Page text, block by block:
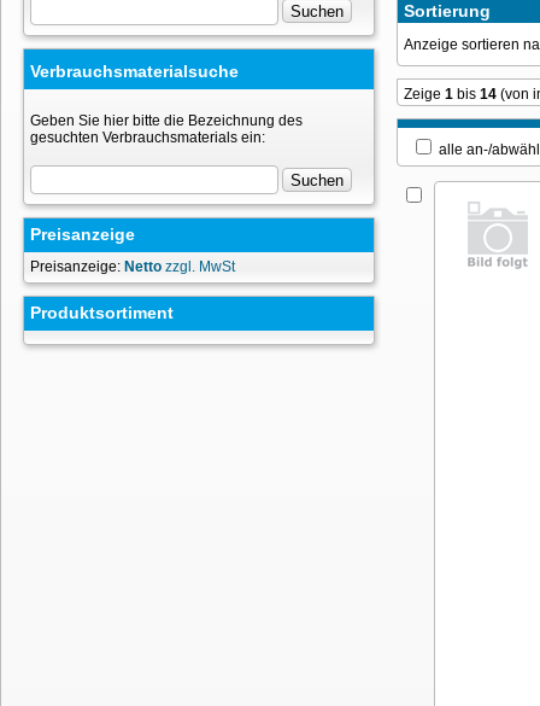
Verbrauchsmaterialsuche
Geben Sie hier bitte die Bezeichnung des
gesuchten Verbrauchsmaterials ein:
Preisanzeige
Preisanzeige: Netto zzgl. MwSt
Produktsortiment
Sortierung
Anzeige sortieren
Zeige 1 bis 14 (von
alle an-/